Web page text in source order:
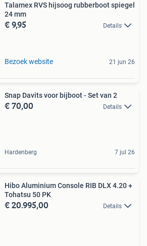
Talamex RVS hijsoog rubberboot spiegel
24 mm
€ 9,95 Details
Bezoek website 21 jun 26
Snap Davits voor bijboot - Set van 2
€ 70,00 Details
Hardenberg 7 jul 26
Hibo Aluminium Console RIB DLX 4.20 +
Tohatsu 50 PK
€ 20.995,00 Details